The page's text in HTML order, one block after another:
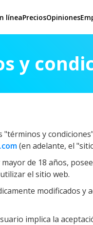
líneaPreciosOpiniones
y
"términos y
(en adelante, el
de 18 años,
el sitio web.
modificados
implica la